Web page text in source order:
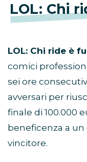
LOL: Chi
LOL: Chi ride è
comici
sei ore
avversari per
finale di 100.000
beneficenza a
vincitore.